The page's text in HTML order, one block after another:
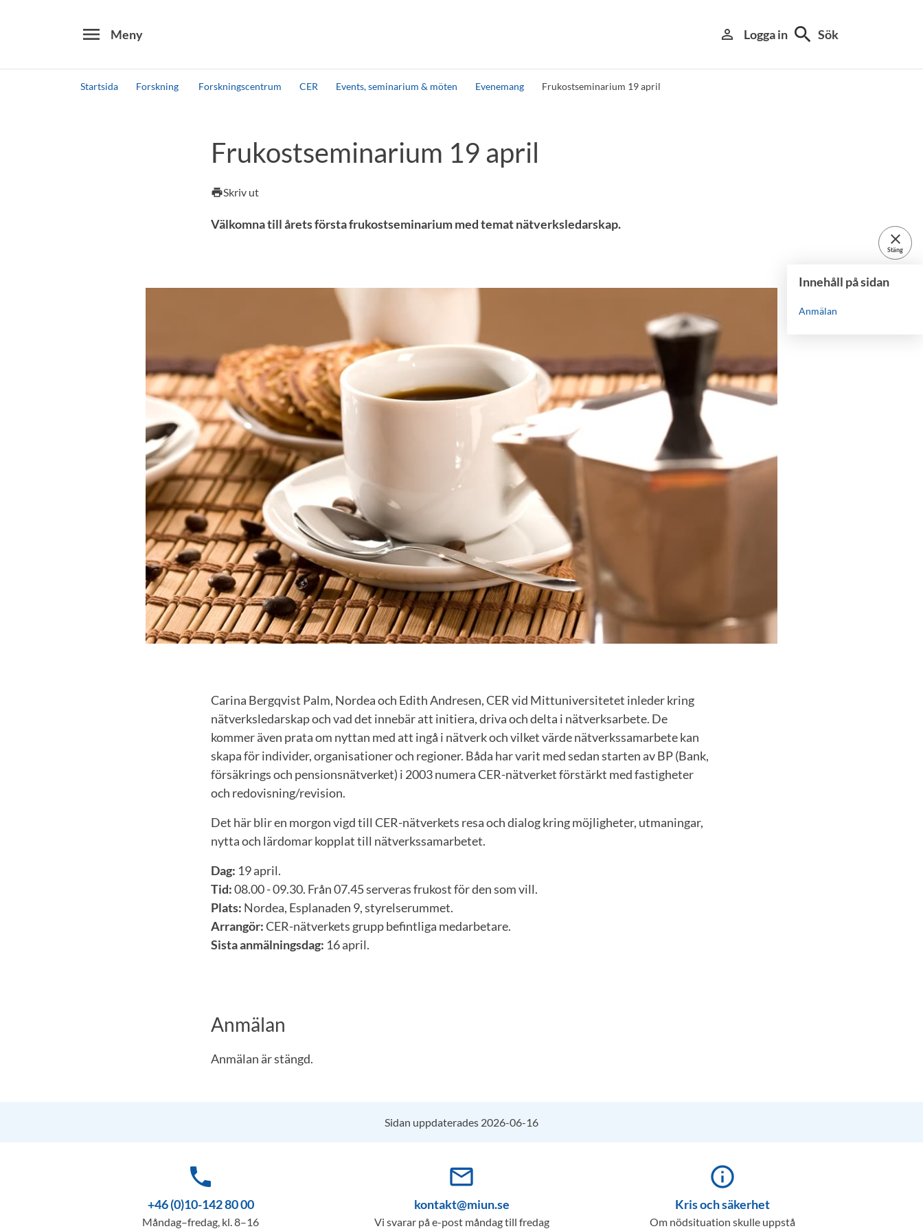
menu Meny person_outline Logga in search Sök
Startsida Forskning Forskningscentrum CER Events, seminarium & möten Evenemang Frukostseminarium 19 april
Detta är vår testmiljö - endast testdataFrukostseminarium 19 april
printSkriv ut
close
Stäng
Innehåll på sidan
Anmälan
Välkomna till årets första frukostseminarium med temat nätverksledarskap.
Carina Bergqvist Palm, Nordea och Edith Andresen, CER vid Mittuniversitetet inleder kring
nätverksledarskap och vad det innebär att initiera, driva och delta i nätverksarbete. De
kommer även prata om nyttan med att ingå i nätverk och vilket värde nätverkssamarbete kan
skapa för individer, organisationer och regioner. Båda har varit med sedan starten av BP (Bank,
försäkrings och pensionsnätverket) i 2003 numera CER-nätverket förstärkt med fastigheter
och redovisning/revision.
Det här blir en morgon vigd till CER-nätverkets resa och dialog kring möjligheter, utmaningar,
nytta och lärdomar kopplat till nätverkssamarbetet.
Dag: 19 april.
Tid:08.00 - 09.30. Från 07.45 serveras frukost för den som vill.
Plats: Nordea, Esplanaden 9, styrelserummet.
Arrangör:CER-nätverkets grupp befintliga medarbetare.
Sista anmälningsdag: 16 april.
Anmälan
Anmälan är stängd.
Sidan uppdaterades 2026-06-16
phone
+46 (0)10-142 80 00
Måndag–fredag, kl. 8–16
mail_outline
kontakt@miun.se
Vi svarar på e-post måndag till fredag
info_outline
Kris och säkerhet
Om nödsituation skulle uppstå